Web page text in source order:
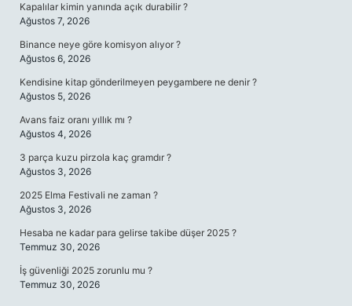
Kapalılar kimin yanında açık durabilir ?
Ağustos 7, 2026
Binance neye göre komisyon alıyor ?
Ağustos 6, 2026
Kendisine kitap gönderilmeyen peygambere ne denir ?
Ağustos 5, 2026
Avans faiz oranı yıllık mı ?
Ağustos 4, 2026
3 parça kuzu pirzola kaç gramdır ?
Ağustos 3, 2026
2025 Elma Festivali ne zaman ?
Ağustos 3, 2026
Hesaba ne kadar para gelirse takibe düşer 2025 ?
Temmuz 30, 2026
İş güvenliği 2025 zorunlu mu ?
Temmuz 30, 2026